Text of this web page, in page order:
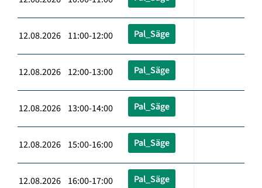
12.08.2026 11:00-12:00 Pal_Säge
12.08.2026 12:00-13:00 Pal_Säge
12.08.2026 13:00-14:00 Pal_Säge
12.08.2026 15:00-16:00 Pal_Säge
12.08.2026 16:00-17:00 Pal_Säge